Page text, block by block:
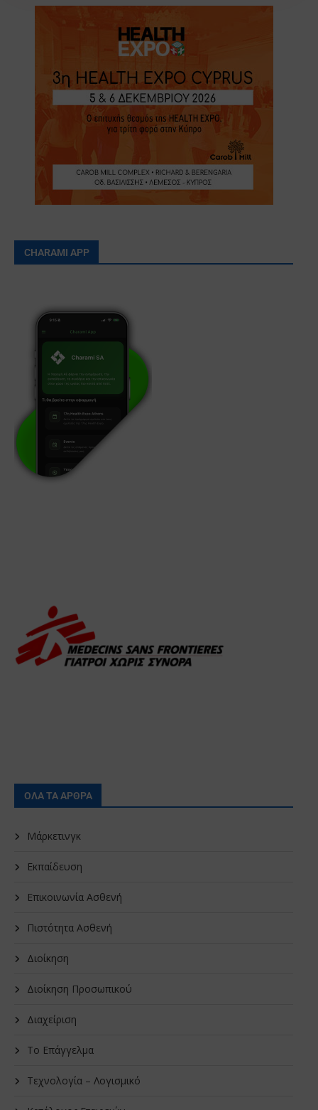
CHARAMI APP
ΟΛΑ ΤΑ ΑΡΘΡΑ
Μάρκετινγκ
Εκπαίδευση
Επικοινωνία Ασθενή
Πιστότητα Ασθενή
Διοίκηση
Διοίκηση Προσωπικού
Διαχείριση
Το Επάγγελμα
Τεχνολογία – Λογισμικό